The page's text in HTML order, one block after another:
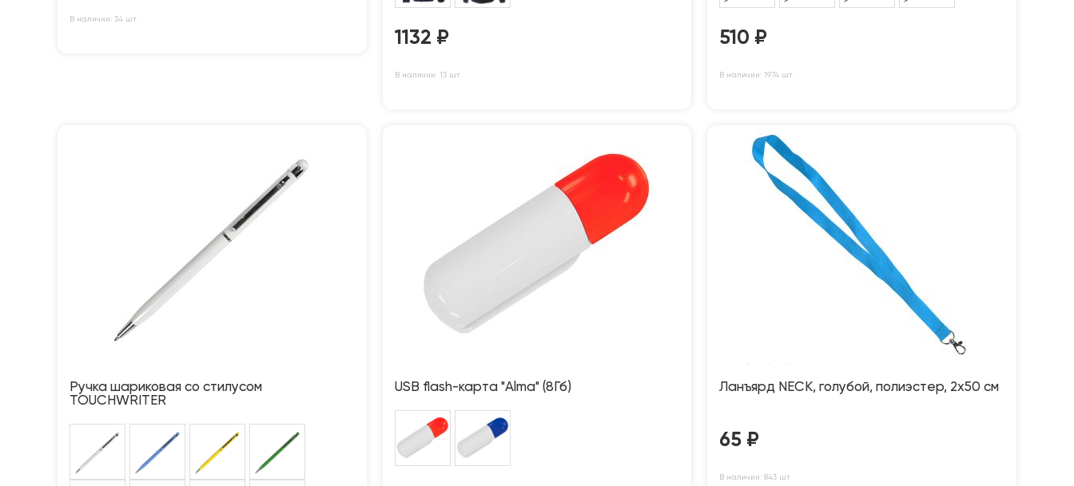
В наличии: 34 шт
1132 ₽
В наличии: 13 шт
510 ₽
В наличии: 1974 шт
Ручка шариковая со стилусом
TOUCHWRITER
USB flash-карта "Alma" (8Гб) Ланъярд NECK, голубой, полиэстер, 2х50 см
65 ₽
В наличии: 843 шт